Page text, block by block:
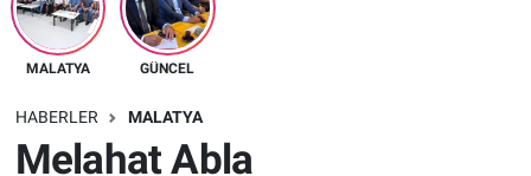
MALATYA GÜNCEL
HABERLER MALATYA
Melahat Abla
SAĞLIK
DİĞER
EKONOMİ
Süper Lig Puan Durumu ve Fikstür
Tüm Manşetler
Son Dakika Haberleri